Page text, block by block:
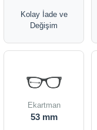
Kolay İade ve
Değişim
Ekartman
53 mm